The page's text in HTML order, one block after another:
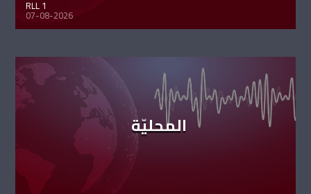
RLL 1
07-08-2026
المحليّة